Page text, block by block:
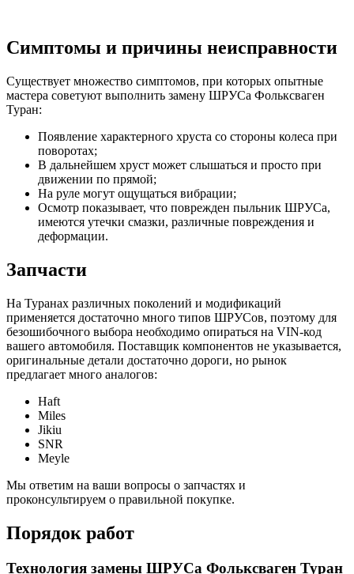
Симптомы и причины неисправности
Существует множество симптомов, при которых опытные
мастера советуют выполнить замену ШРУСа Фольксваген
Туран:
Появление характерного хруста со стороны колеса при
поворотах;
В дальнейшем хруст может слышаться и просто при
движении по прямой;
На руле могут ощущаться вибрации;
Осмотр показывает, что поврежден пыльник ШРУСа,
имеются утечки смазки, различные повреждения и
деформации.
Запчасти
На Туранах различных поколений и модификаций
применяется достаточно много типов ШРУСов, поэтому для
безошибочного выбора необходимо опираться на VIN-код
вашего автомобиля. Поставщик компонентов не указывается,
оригинальные детали достаточно дороги, но рынок
предлагает много аналогов:
Haft
Miles
Jikiu
SNR
Meyle
Мы ответим на ваши вопросы о запчастях и
проконсультируем о правильной покупке.
Порядок работ
Технология замены ШРУСа Фольксваген Туран